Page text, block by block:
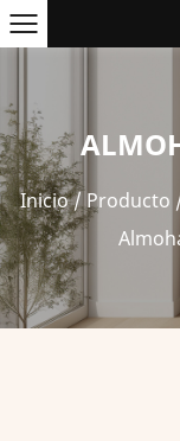
Inicio/Producto